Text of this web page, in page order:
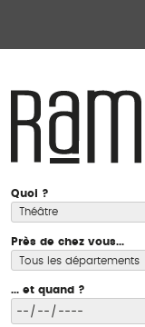
Quoi ?
Près de chez vous...
... et quand ?